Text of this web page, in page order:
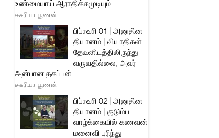
உண்மையாய் ஆராதிக்கமுடியும்
சகரியா பூணன்
பிப்ரவரி 01 | அனுதின
தியானம் | வியாதிகள்
தேவனிடத்திலிருந்து
வருவதில்லை, அவர்
அன்பான தகப்பன்
சகரியா பூணன்
பிப்ரவரி 02 | அனுதின
தியானம் | குடும்ப
வாழ்க்கையில் கணவன்
மனைவி புரிந்து